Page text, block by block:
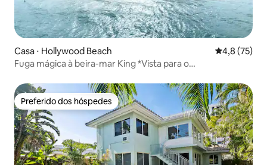
Casa ⋅ Hollywood Beach 4,8 de uma
4,8 (75)
Fuga mágica à beira-mar King *Vista para o
Preferido dos hóspedes
Preferido dos hóspedes